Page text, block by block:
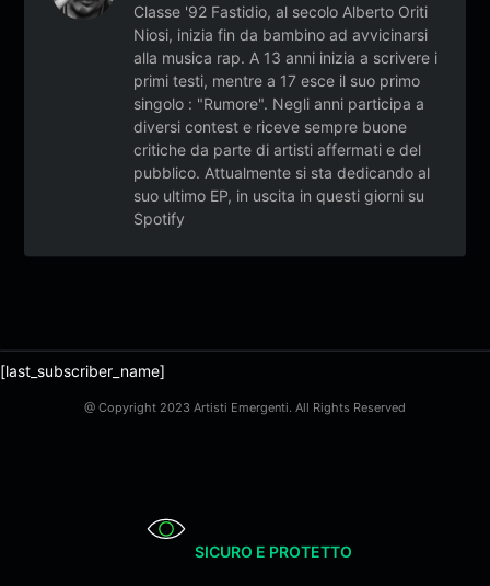
Classe '92 Fastidio, al secolo Alberto Oriti
Niosi, inizia fin da bambino ad avvicinarsi
alla musica rap. A 13 anni inizia a scrivere i
primi testi, mentre a 17 esce il suo primo
singolo : "Rumore". Negli anni participa a
diversi contest e riceve sempre buone
critiche da parte di artisti affermati e del
pubblico. Attualmente si sta dedicando al
suo ultimo EP, in uscita in questi giorni su
Spotify
[last_subscriber_name]
@ Copyright 2023 Artisti Emergenti. All Rights Reserved
SICURO E PROTETTO